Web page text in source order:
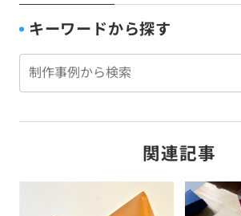
書籍販売
種苗会社
通信販売
食品メーカー
キーワードから探す
関連記事